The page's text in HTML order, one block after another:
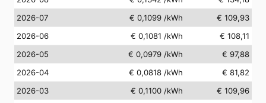
2026-07
€ 0,1099 /kWh
€ 109,93
2026-06
€ 0,1081 /kWh
€ 108,11
2026-05
€ 0,0979 /kWh
€ 97,88
2026-04
€ 0,0818 /kWh
€ 81,82
2026-03
€ 0,1100 /kWh
€ 109,96